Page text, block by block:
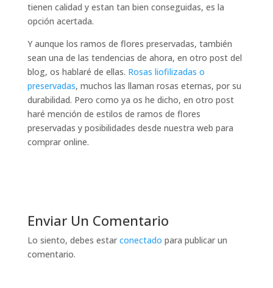
tienen calidad y estan tan bien conseguidas, es la
opción acertada.
Y aunque los ramos de flores preservadas, también
sean una de las tendencias de ahora, en otro post del
blog, os hablaré de ellas. Rosas liofilizadas o
preservadas, muchos las llaman rosas eternas, por su
durabilidad. Pero como ya os he dicho, en otro post
haré mención de estilos de ramos de flores
preservadas y posibilidades desde nuestra web para
comprar online.
Enviar Un Comentario
Lo siento, debes estar conectado para publicar un
comentario.